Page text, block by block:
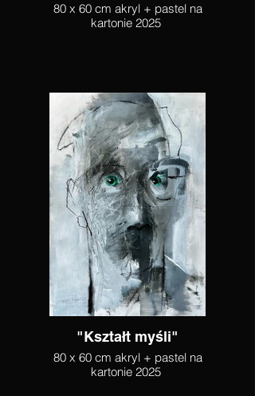
80 x 60 cm akryl + pastel na
kartonie 2025
"Kształt myśli"
80 x 60 cm akryl + pastel na
kartonie 2025